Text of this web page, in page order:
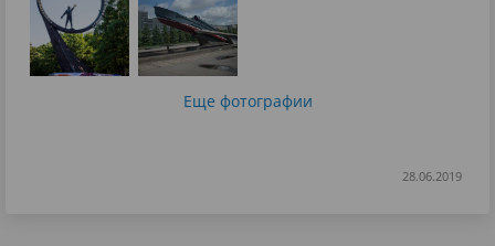
Еще фотографии
28.06.2019